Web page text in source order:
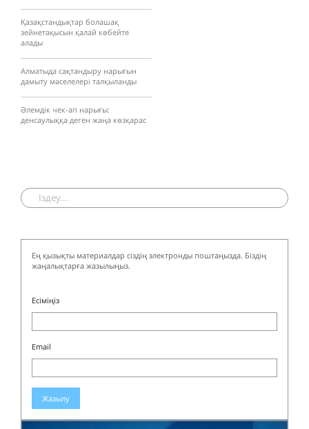
Қазақстандықтар болашақ
зейнетақысын қалай көбейте
алады
Алматыда сақтандыру нарығын
дамыту мәселелері талқыланды
Әлемдік чек-ап нарығы:
денсаулыққа деген жаңа көзқарас
Ең қызықты материалдар сіздің электронды поштаңызда. Біздің
жаңалықтарға жазылыңыз.
Есіміңіз
Email
Жазылу